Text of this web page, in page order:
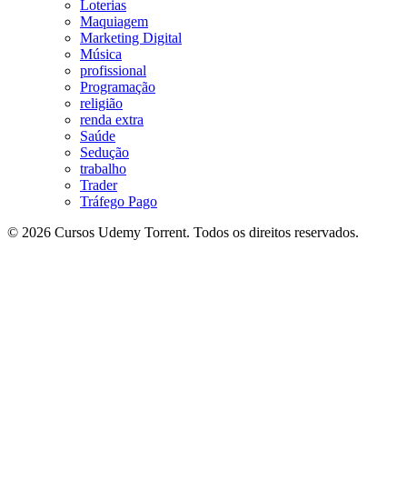
Loterias
Maquiagem
Marketing Digital
Música
profissional
Programação
religião
renda extra
Saúde
Sedução
trabalho
Trader
Tráfego Pago
© 2026 Cursos Udemy Torrent. Todos os direitos reservados.